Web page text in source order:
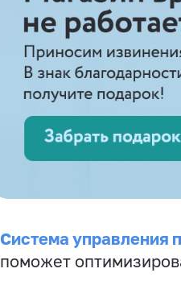
Система управления
поможет